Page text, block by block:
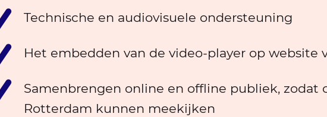
Technische en audiovisuele ondersteuning
Het embedden van de video-player op website
Samenbrengen online en offline publiek,
Rotterdam kunnen meekijken